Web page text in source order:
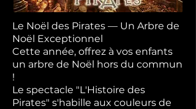
Le Noël des Pirates — Un Arbre de
Noël Exceptionnel
Cette année, offrez à vos enfants
un arbre de Noël hors du commun
!
Le spectacle "L'Histoire des
Pirates" s'habille aux couleurs de